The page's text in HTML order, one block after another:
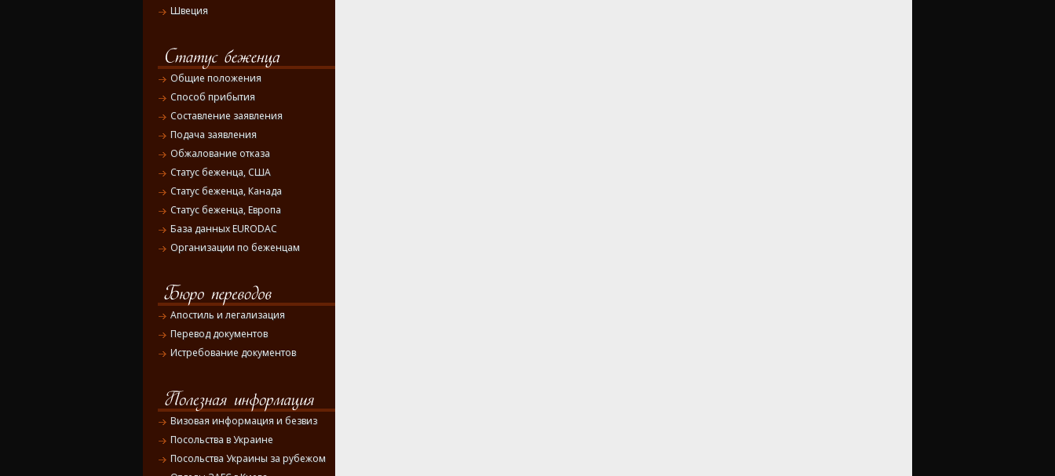
Швеция
Общие положения
Способ прибытия
Составление заявления
Подача заявления
Обжалование отказа
Статус беженца, США
Статус беженца, Канада
Статус беженца, Европа
База данных EURODAC
Организации по беженцам
Апостиль и легализация
Перевод документов
Истребование документов
Визовая информация и безвиз
Посольства в Украине
Посольства Украины за рубежом